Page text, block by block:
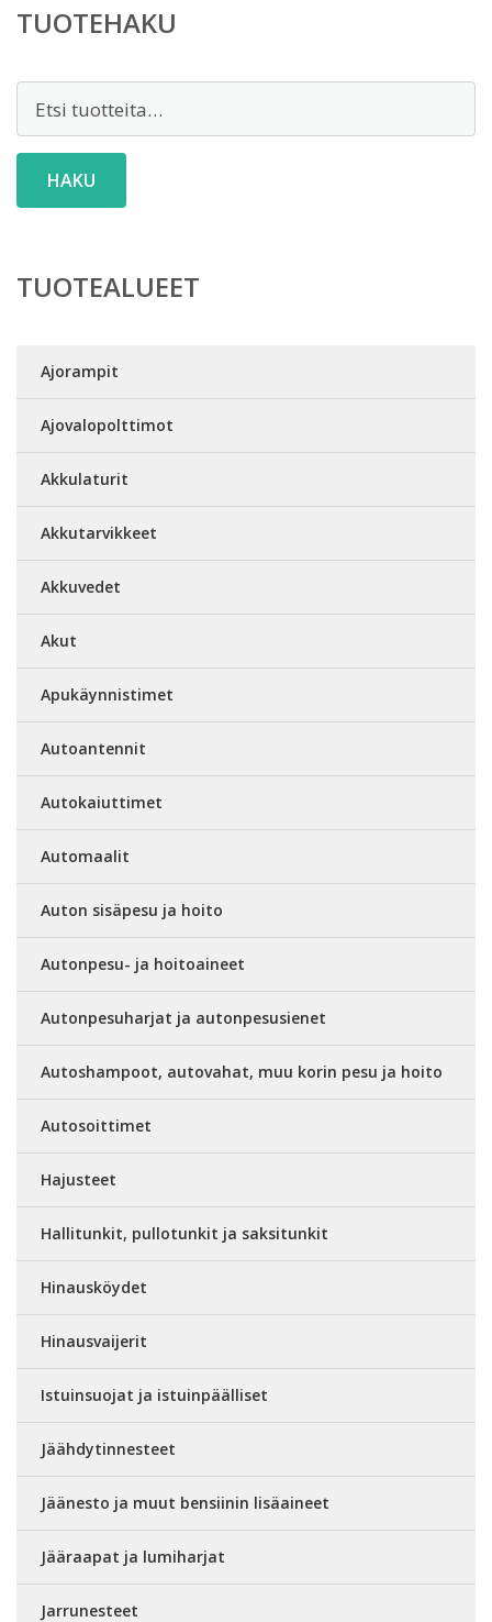
TUOTEHAKU
HAKU
TUOTEALUEET
Ajorampit
Ajovalopolttimot
Akkulaturit
Akkutarvikkeet
Akkuvedet
Akut
Apukäynnistimet
Autoantennit
Autokaiuttimet
Automaalit
Auton sisäpesu ja hoito
Autonpesu- ja hoitoaineet
Autonpesuharjat ja autonpesusienet
Autoshampoot, autovahat, muu korin pesu ja hoito
Autosoittimet
Hajusteet
Hallitunkit, pullotunkit ja saksitunkit
Hinausköydet
Hinausvaijerit
Istuinsuojat ja istuinpäälliset
Jäähdytinnesteet
Jäänesto ja muut bensiinin lisäaineet
Jääraapat ja lumiharjat
Jarrunesteet